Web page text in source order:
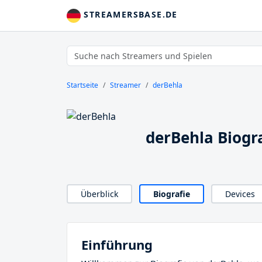
STREAMERSBASE.DE
Startseite Streamer derBehla
derBehla
Überblick Biografie Devices
Einführung